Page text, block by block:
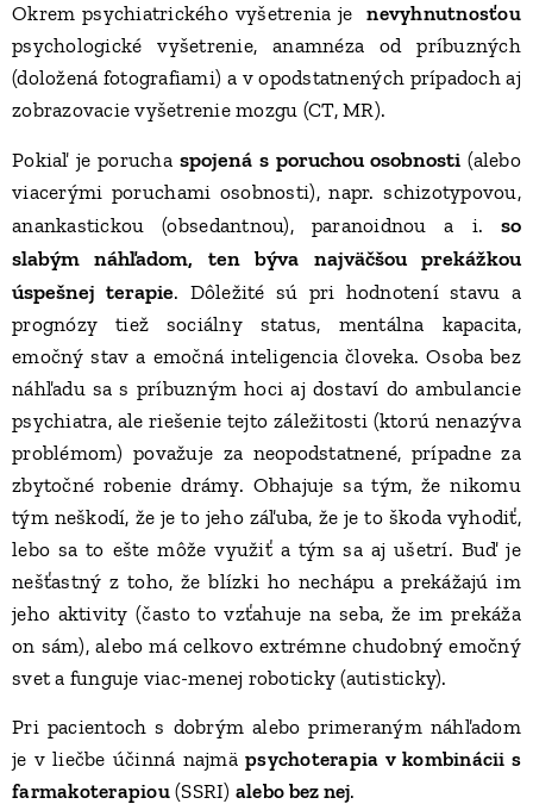
Okrem psychiatrického vyšetrenia jenevyhnutnosťou
psychologické vyšetrenie, anamnéza od príbuzných
(doložená fotografiami) a v opodstatnených prípadoch aj
zobrazovacie vyšetrenie mozgu (CT, MR).
Pokiaľ je poruchaspojená s poruchou osobnosti (alebo
viacerými poruchami osobnosti), napr. schizotypovou,
anankastickou (obsedantnou), paranoidnou a i. so
slabým náhľadom, ten býva najväčšou prekážkou
úspešnej terapie. Dôležité sú pri hodnotení stavu a
prognózy tiež sociálny status, mentálna kapacita,
emočný stav a emočná inteligencia človeka. Osoba bez
náhľadu sa s príbuzným hoci aj dostaví do ambulancie
psychiatra, ale riešenie tejto záležitosti (ktorú nenazýva
problémom) považuje za neopodstatnené, prípadne za
zbytočné robenie drámy. Obhajuje sa tým, že nikomu
tým neškodí, že je to jeho záľuba, že je to škoda vyhodiť,
lebo sa to ešte môže využiť a tým sa aj ušetrí. Buď je
nešťastný z toho, že blízki ho nechápu a prekážajú im
jeho aktivity (často to vzťahuje na seba, že im prekáža
on sám), alebo má celkovo extrémne chudobný emočný
svet a funguje viac-menej roboticky (autisticky).
Pri pacientoch s dobrým alebo primeraným náhľadom
je v liečbe účinná najmäpsychoterapia v kombinácii s
farmakoterapiou(SSRI) alebo bez nej.